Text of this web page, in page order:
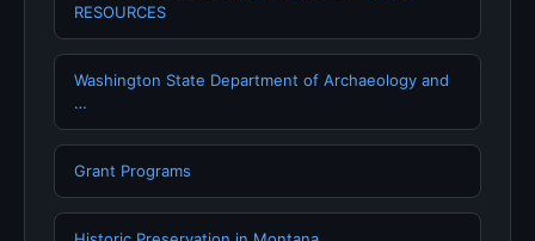
RESOURCES
Washington State Department of Archaeology and
…
Grant Programs